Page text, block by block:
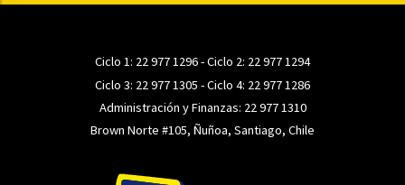
Ciclo 1: 22 977 1296- Ciclo 2: 22 977 1294
Ciclo 3: 22 977 1305 - Ciclo 4: 22 977 1286
Administración y Finanzas: 22 977 1310
Brown Norte #105, Ñuñoa, Santiago, Chile